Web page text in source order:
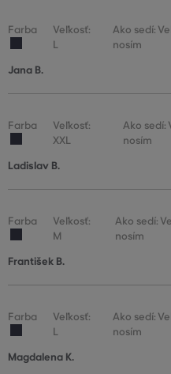
Farba
Veľkosť:
L
Ako sedí:
nosím
Jana B.
Farba
Veľkosť:
XXL
Ako sedí:
nosím
Ladislav B.
Farba
Veľkosť:
M
Ako sedí:
nosím
František B.
Farba
Veľkosť:
L
Ako sedí:
nosím
Magdalena K.